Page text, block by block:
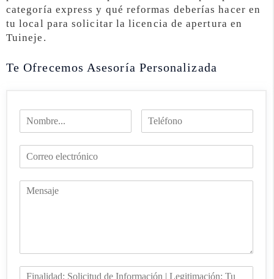
categoría express y qué reformas deberías hacer en
tu local para solicitar la licencia de apertura en
Tuineje.
Te Ofrecemos Asesoría Personalizada